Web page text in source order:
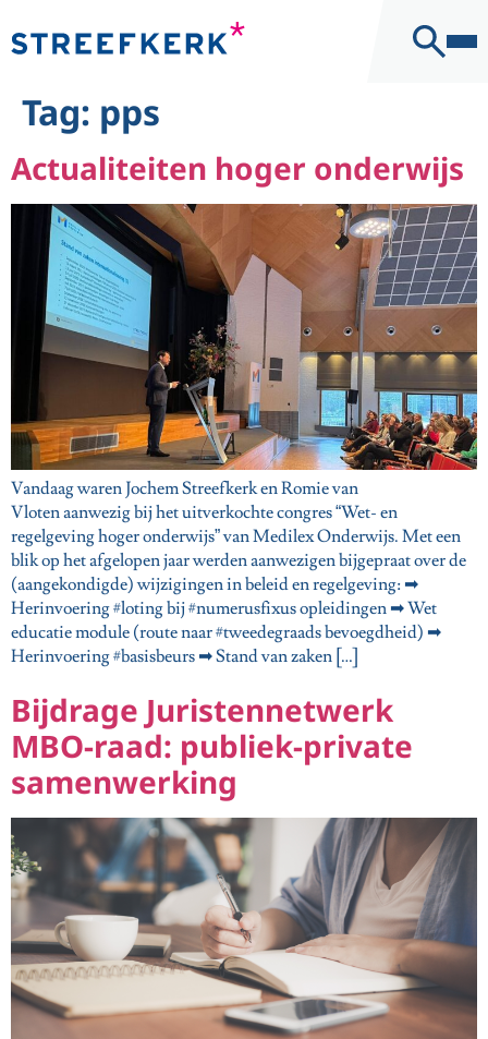
Contact
Tag: pps
Actualiteiten hoger onderwijs
Vandaag waren Jochem Streefkerk en Romie van
Vloten aanwezig bij het uitverkochte congres “Wet- en
regelgeving hoger onderwijs” van Medilex Onderwijs. Met een
blik op het afgelopen jaar werden aanwezigen bijgepraat over de
(aangekondigde) wijzigingen in beleid en regelgeving: ➡
Herinvoering #loting bij #numerusfixus opleidingen ➡ Wet
educatie module (route naar #tweedegraads bevoegdheid) ➡
Herinvoering #basisbeurs ➡ Stand van zaken […]
Bijdrage Juristennetwerk
MBO-raad: publiek-private
samenwerking